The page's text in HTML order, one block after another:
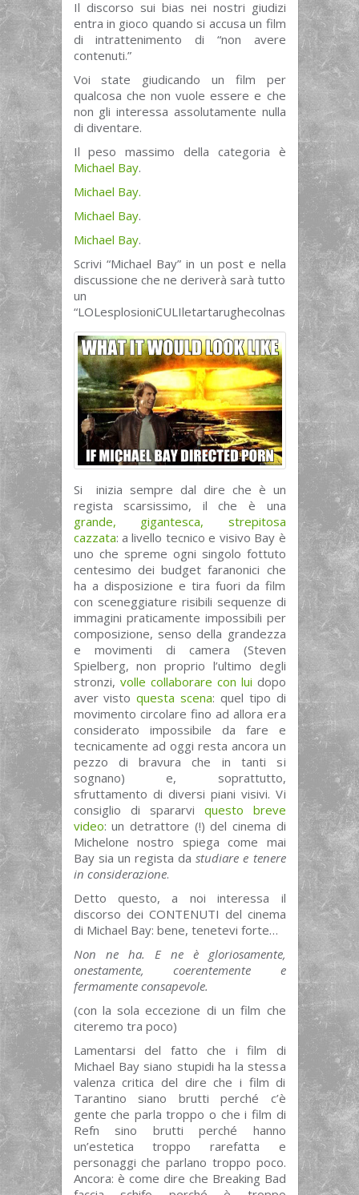
Il discorso sui bias nei nostri giudizi
entra in gioco quando si accusa un film
di intrattenimento di “non avere
contenuti.”
Voi state giudicando un film per
qualcosa che non vuole essere e che
non gli interessa assolutamente nulla
di diventare.
Il peso massimo della categoria è
Michael Bay.
Michael Bay.
Michael Bay.
Michael Bay.
Scrivi “Michael Bay” in un post e nella
discussione che ne deriverà sarà tutto
un
Si inizia sempre dal dire che è un
regista scarsissimo, il che è una
grande, gigantesca, strepitosa
cazzata: a livello tecnico e visivo Bay è
uno che spreme ogni singolo fottuto
centesimo dei budget faranonici che
ha a disposizione e tira fuori da film
con sceneggiature risibili sequenze di
immagini praticamente impossibili per
composizione, senso della grandezza
e movimenti di camera (Steven
Spielberg, non proprio l’ultimo degli
stronzi, volle collaborare con lui dopo
aver vistoquesta scena: quel tipo di
movimento circolare fino ad allora era
considerato impossibile da fare e
tecnicamente ad oggi resta ancora un
pezzo di bravura che in tanti si
sognano) e, soprattutto,
sfruttamento di diversi piani visivi. Vi
consiglio di spararvi questo breve
video: un detrattore (!) del cinema di
Michelone nostro spiega come mai
Bay sia un regista dastudiare e tenere
in considerazione.
Detto questo, a noi interessa il
discorso dei CONTENUTI del cinema
di Michael Bay: bene, tenetevi forte…
Non ne ha. E ne è gloriosamente,
onestamente, coerentemente e
fermamente consapevole.
(con la sola eccezione di un film che
citeremo tra poco)
Lamentarsi del fatto che i film di
Michael Bay siano stupidi ha la stessa
valenza critica del dire che i film di
Tarantino siano brutti perché c’è
gente che parla troppo o che i film di
Refn sino brutti perché hanno
un’estetica troppo rarefatta e
personaggi che parlano troppo poco.
Ancora: è come dire che Breaking Bad